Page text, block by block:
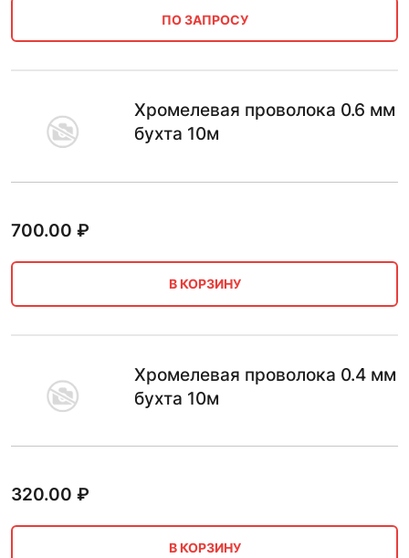
ПО ЗАПРОСУ
Хромелевая проволока 0.6 мм
бухта 10м
700.00 ₽
В КОРЗИНУ
Хромелевая проволока 0.4 мм
бухта 10м
320.00 ₽
В КОРЗИНУ